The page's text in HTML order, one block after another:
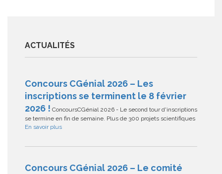
ACTUALITÉS
Concours CGénial 2026 – Les
inscriptions se terminent le 8 février
2026 ! ConcoursCGénial 2026 - Le second tour d'inscriptions
se termine en fin de semaine. Plus de 300 projets scientifiques
En savoir plus
Concours CGénial 2026 – Le comité